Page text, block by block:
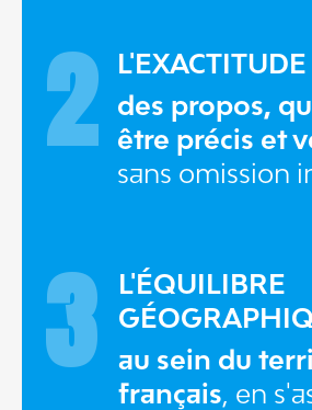
2
L'EXACTITUDE
des propos,
être précis et
sans omission
3
L'ÉQUILIBRE
au sein du
français, en